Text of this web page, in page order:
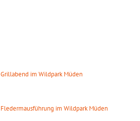
Grillabend im Wildpark Müden
Fledermausführung im Wildpark Müden